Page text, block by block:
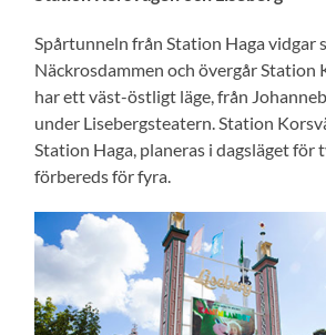
Spårtunneln från Station Haga vidgar
Näckrosdammen och övergår Station
har ett väst-östligt läge, från
under Lisebergsteatern. Station
Station Haga, planeras i dagsläget för
förbereds för fyra.